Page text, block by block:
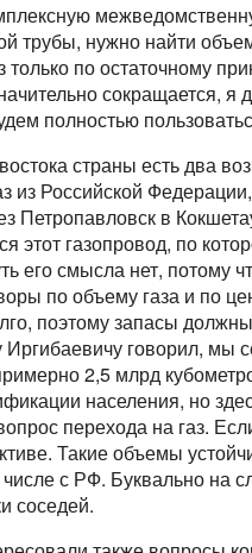
трубы, нужно найти
только по остаточному
сокращается, я
полностью
страны есть два
из Российской
Петропавловск в
этот газопровод, по
его смысла нет, потому
по объему газа и по
поэтому запасы
говорил, мы
2,5 млрд
населения, но
перехода на газ.
Такие объемы
с РФ. Буквально на
соседей.